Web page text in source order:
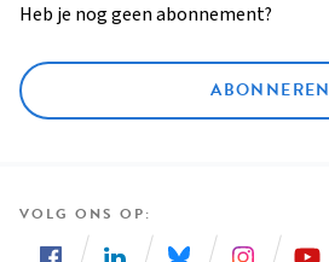
Heb je nog geen abonnement?
ABONNEREN
VOLG ONS OP